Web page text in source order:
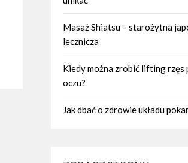
Masaż Shiatsu – starożytna
lecznicza
Kiedy można zrobić lifting rzęs
oczu?
Jak dbać o zdrowie układu